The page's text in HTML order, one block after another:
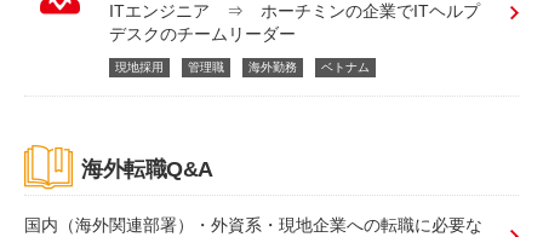
ITエンジニア ⇒ ホーチミンの企業でITヘルプ
デスクのチームリーダー
現地採用 管理職 海外勤務 ベトナム
海外転職Q&A
国内（海外関連部署）・外資系・現地企業への転職に必要な